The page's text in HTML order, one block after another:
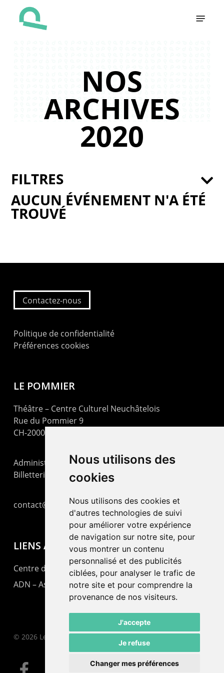
Nous utilisons des
cookies
Nous utilisons des cookies et
d'autres technologies de suivi
pour améliorer votre expérience
de navigation sur notre site, pour
vous montrer un contenu
personnalisé et des publicités
ciblées, pour analyser le trafic de
notre site et pour comprendre la
provenance de nos visiteurs.
J'accepte
Je refuse
Changer mes préférences
NOS
ARCHIVES
2020
AUCUN ÉVÉNEMENT N'A ÉTÉ
TROUVÉ
FILTRES
Contactez-nous
Politique de confidentialité
Préférences cookies
LE POMMIER
Théâtre – Centre Culturel Neuchâtelois
Rue du Pommier 9
CH-2000 Neuchâtel
Administration : +41 32 725 03 03
Billetterie : +41 32 725 05 05
contact@lepommier.ch
LIENS AMIS
Centre de culture ABC
ADN – Association Danse Neuchâtel
© 2026 Le Pommier.
facebook email